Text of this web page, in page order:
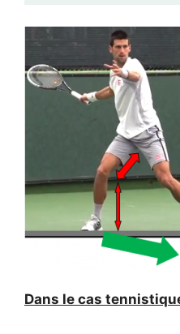
Dans le cas